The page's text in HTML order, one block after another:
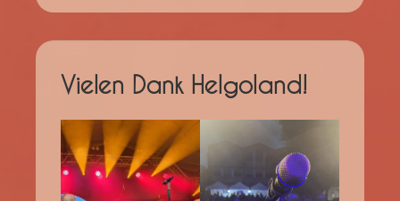
Vielen Dank Helgoland!